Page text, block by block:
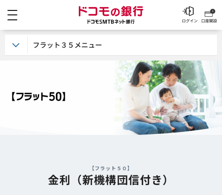
ドコモの銀行 ドコモ
口座開設
ログイン
【フラット５０】
金利（新機構団信付き）
フラット３５メニュー